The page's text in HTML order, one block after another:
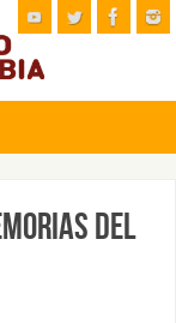
del